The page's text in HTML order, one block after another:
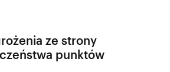
ze strony
punktów